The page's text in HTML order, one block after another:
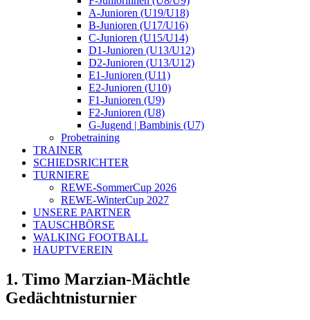
A-Junioren (U19/U18)
B-Junioren (U17/U16)
C-Junioren (U15/U14)
D1-Junioren (U13/U12)
D2-Junioren (U13/U12)
E1-Junioren (U11)
E2-Junioren (U10)
F1-Junioren (U9)
F2-Junioren (U8)
G-Jugend | Bambinis (U7)
Probetraining
TRAINER
SCHIEDSRICHTER
TURNIERE
REWE-SommerCup 2026
REWE-WinterCup 2027
UNSERE PARTNER
TAUSCHBÖRSE
WALKING FOOTBALL
HAUPTVEREIN
1. Timo Marzian-Mächtle
Gedächtnisturnier